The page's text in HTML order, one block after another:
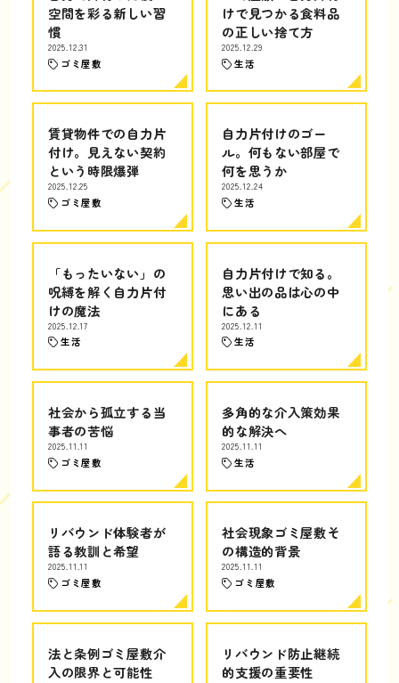
空間を彩る新しい習
慣
2025.12.31
ゴミ屋敷
けで見つかる食料品
の正しい捨て方
2025.12.29
生活
賃貸物件での自力片
付け。見えない契約
という時限爆弾
2025.12.25
ゴミ屋敷
自力片付けのゴー
ル。何もない部屋で
何を思うか
2025.12.24
生活
「もったいない」の
呪縛を解く自力片付
けの魔法
2025.12.17
生活
自力片付けで知る。
思い出の品は心の中
にある
2025.12.11
生活
社会から孤立する当
事者の苦悩
2025.11.11
ゴミ屋敷
多角的な介入策効果
的な解決へ
2025.11.11
生活
リバウンド体験者が
語る教訓と希望
2025.11.11
ゴミ屋敷
社会現象ゴミ屋敷そ
の構造的背景
2025.11.11
ゴミ屋敷
法と条例ゴミ屋敷介
入の限界と可能性
リバウンド防止継続
的支援の重要性